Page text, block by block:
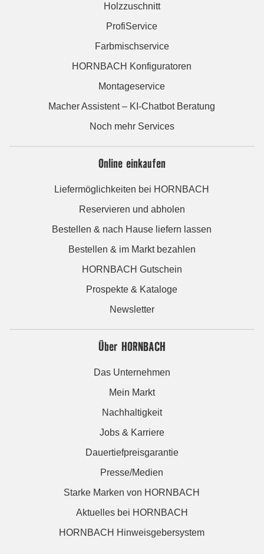
Holzzuschnitt
ProfiService
Farbmischservice
HORNBACH Konfiguratoren
Montageservice
Macher Assistent – KI-Chatbot Beratung
Noch mehr Services
Online einkaufen
Liefermöglichkeiten bei HORNBACH
Reservieren und abholen
Bestellen & nach Hause liefern lassen
Bestellen & im Markt bezahlen
HORNBACH Gutschein
Prospekte & Kataloge
Newsletter
Über HORNBACH
Das Unternehmen
Mein Markt
Nachhaltigkeit
Jobs & Karriere
Dauertiefpreisgarantie
Presse/Medien
Starke Marken von HORNBACH
Aktuelles bei HORNBACH
HORNBACH Hinweisgebersystem